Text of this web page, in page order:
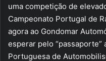
uma competição de
Campeonato Portugal de
agora ao Gondomar
esperar pelo “passaporte”
Portuguesa de